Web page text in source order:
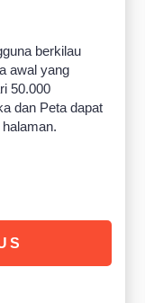
berkilau
awal yang
50.000
dan Peta dapat